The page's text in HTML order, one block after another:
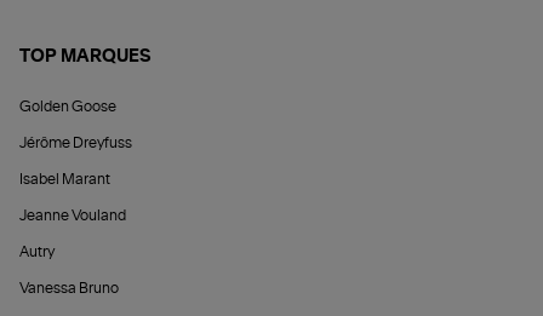
TOP MARQUES
Golden Goose
Jérôme Dreyfuss
Isabel Marant
Jeanne Vouland
Autry
Vanessa Bruno